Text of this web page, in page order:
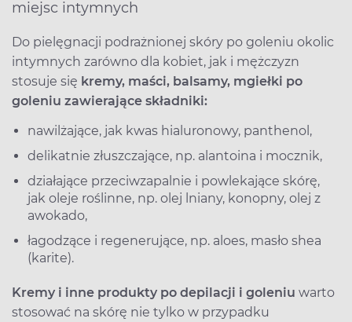
miejsc intymnych
Do pielęgnacji podrażnionej skóry po goleniu okolic
intymnych zarówno dla kobiet, jak i mężczyzn
stosuje się kremy, maści, balsamy, mgiełki po
goleniu zawierające składniki:
nawilżające, jak kwas hialuronowy, panthenol,
delikatnie złuszczające, np. alantoina i mocznik,
działające przeciwzapalnie i powlekające skórę,
jak oleje roślinne, np. olej lniany, konopny, olej z
awokado,
łagodzące i regenerujące, np. aloes, masło shea
(karite).
Kremy i inne produkty po depilacji i goleniu warto
stosować na skórę nie tylko w przypadku